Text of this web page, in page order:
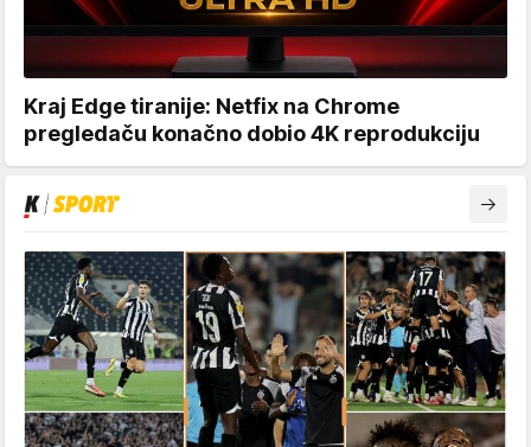
Kraj Edge tiranije: Netfix na Chrome
pregledaču konačno dobio 4K reprodukciju